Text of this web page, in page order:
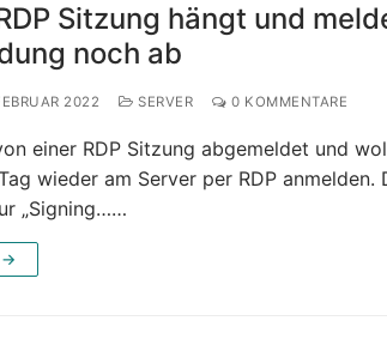
Sitzung hängt und
noch ab
2022 SERVER 0 KOMMENTARE
einer RDP Sitzung abgemeldet und
wieder am Server per RDP anmelden.
„Signing……
→